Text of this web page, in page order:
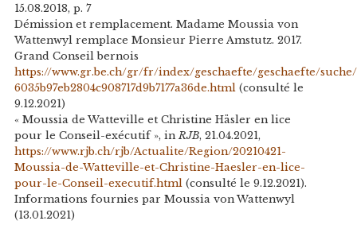
15.08.2018, p. 7
Démission et remplacement. Madame Moussia von
Wattenwyl remplace Monsieur Pierre Amstutz. 2017.
Grand Conseil bernois
https://www.gr.be.ch/gr/fr/index/geschaefte/geschaefte/
6035b97eb2804c908717d9b7177a36de.html(consulté le
9.12.2021)
« Moussia de Watteville et Christine Häsler en lice
pour le Conseil-exécutif », in RJB, 21.04.2021,
https://www.rjb.ch/rjb/Actualite/Region/20210421-
Moussia-de-Watteville-et-Christine-Haesler-en-lice-
pour-le-Conseil-executif.html(consulté le 9.12.2021).
Informations fournies par Moussia von Wattenwyl
(13.01.2021)